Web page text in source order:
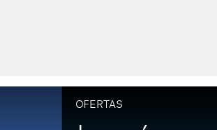
OFERTAS